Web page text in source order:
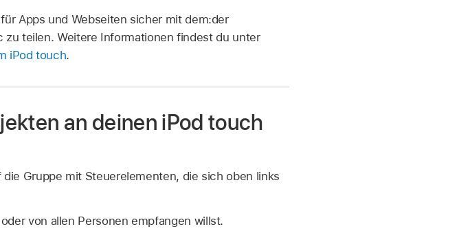
Apps und Webseiten sicher mit dem:der
zu teilen. Weitere Informationen findest du unter
iPod touch.
an deinen iPod touch
die Gruppe mit Steuerelementen, die sich oben links
von allen Personen empfangen willst.